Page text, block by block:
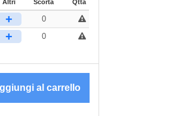
Altri Scorta Qttà
+
0
+ 0